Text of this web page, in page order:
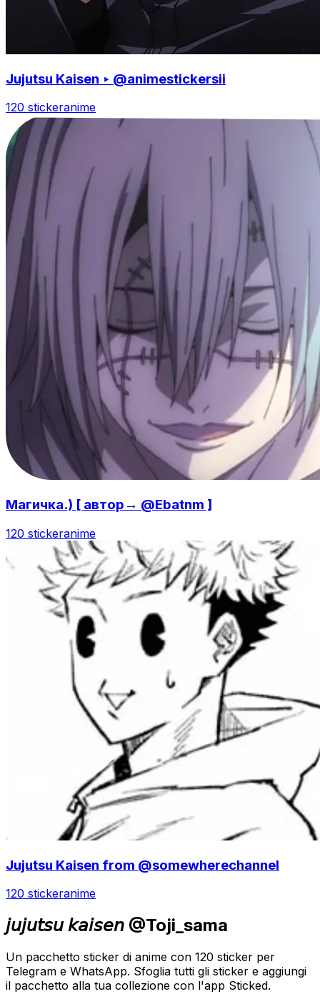
Jujutsu Kaisen ‣ @animestickersii
120 stickeranime
Магичка.) [ автор→ @Ebatnm ]
120 stickeranime
Jujutsu Kaisen from @somewherechannel
120 stickeranime
𝘫𝘶𝘫𝘶𝘵𝘴𝘶 𝘬𝘢𝘪𝘴𝘦𝘯 @Toji_sama
Un pacchetto sticker di anime con 120 sticker per
Telegram e WhatsApp. Sfoglia tutti gli sticker e aggiungi
il pacchetto alla tua collezione con l'app Sticked.